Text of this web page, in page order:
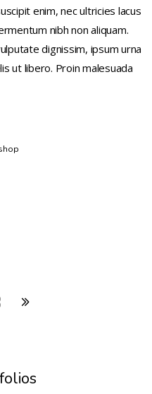
enim, nec ultricies lacus
nibh non aliquam.
dignissim, ipsum urna
ut libero. Proin malesuada